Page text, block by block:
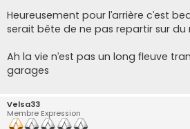
Heureusement pour l’arrière c’est
serait bête de ne pas repartir sur du
Ah la vie n’est pas un long fleuve
garages
Velsa33
Membre Expression